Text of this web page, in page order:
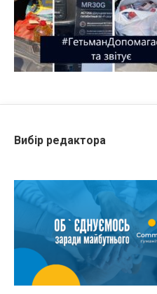
Вибір редактора